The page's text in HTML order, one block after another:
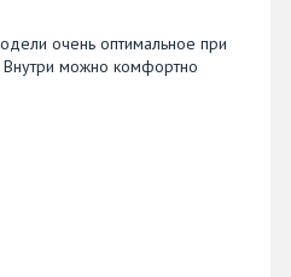
очень оптимальное при
Внутри можно комфортно